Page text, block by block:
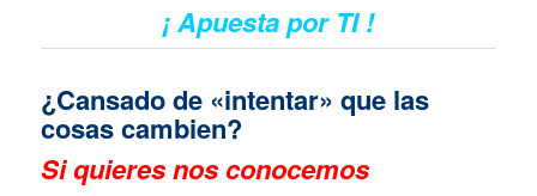
¡ Apuesta por TI !
¿Cansado de «intentar» que las
cosas cambien?
Si quieres nos conocemos